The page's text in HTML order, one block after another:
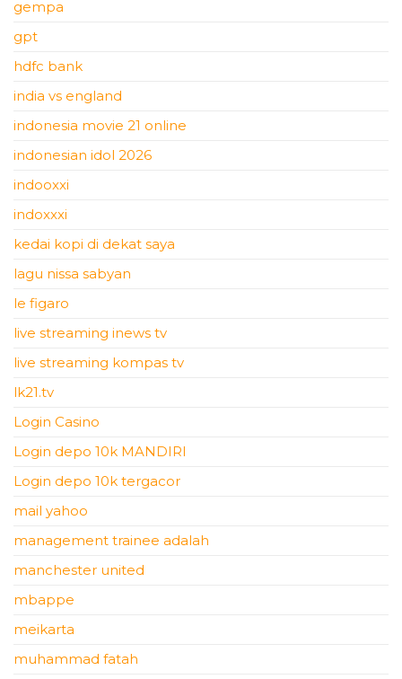
gempa
gpt
hdfc bank
india vs england
indonesia movie 21 online
indonesian idol 2026
indooxxi
indoxxxi
kedai kopi di dekat saya
lagu nissa sabyan
le figaro
live streaming inews tv
live streaming kompas tv
lk21.tv
Login Casino
Login depo 10k MANDIRI
Login depo 10k tergacor
mail yahoo
management trainee adalah
manchester united
mbappe
meikarta
muhammad fatah